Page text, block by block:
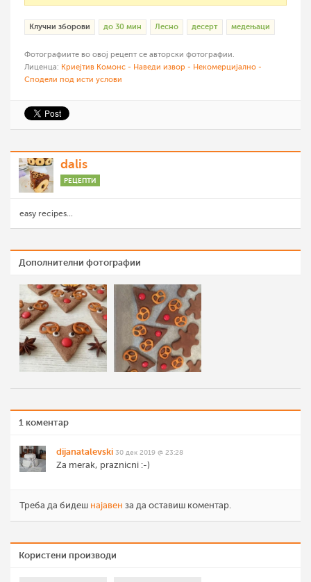
Клучни зборови до 30 мин Лесно десерт медењаци
Фотографиите во овој рецепт се авторски фотографии.
Лиценца: Криејтив Комонс - Наведи извор - Некомерцијално -
Сподели под исти услови
dalis
РЕЦЕПТИ
easy recipes...
Дополнителни фотографии
1 коментар
dijanatalevski 30 дек 2019 @ 23:28
Za merak, praznicni :-)
Треба да бидеш најавен за да оставиш коментар.
Користени производи